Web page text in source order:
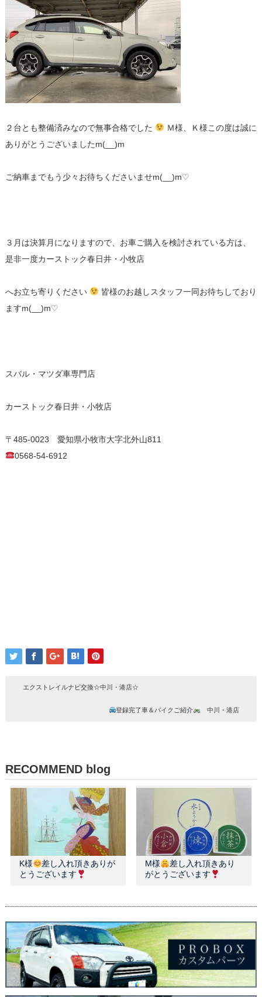
２台とも整備済みなので無事合格でした
Ｍ様、Ｋ様この度は誠に
ありがとうございましたm(__)m
ご納車までもう少々お待ちくださいませm(__)m♡
３月は決算月になりますので、お車ご購入を検討されている方は、
是非一度カーストック春日井・小牧店
へお立ち寄りください
皆様のお越しスタッフ一同お待ちしており
ますm(__)m♡
スバル・マツダ車専門店
カーストック春日井・小牧店
〒485-0023 愛知県小牧市大字北外山811
0568-54-6912
エクストレイルナビ交換☆中川・港店☆
登録完了車＆バイクご紹介 中川・港店
RECOMMEND blog
K様
差し入れ頂きありが
とうございます
M様
差し入れ頂きあり
がとうございます